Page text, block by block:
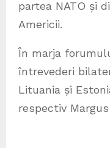
partea NATO și
Americii.
În marja
întrevederi
Lituania și
respectiv